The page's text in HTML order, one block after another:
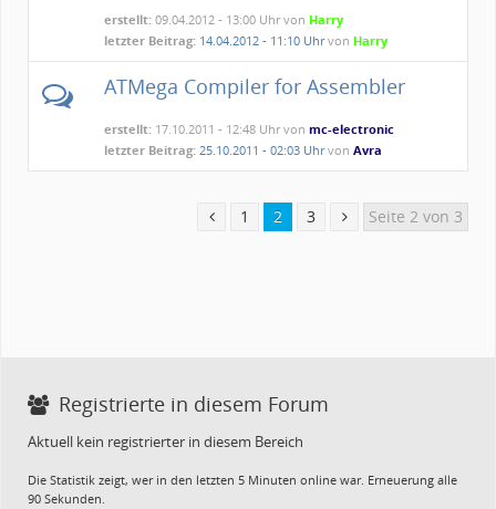
erstellt:09.04.2012 - 13:00 Uhr von Harry
letzter Beitrag: 14.04.2012 - 11:10 Uhrvon Harry
ATMega Compiler for Assembler
erstellt:17.10.2011 - 12:48 Uhr von mc-electronic
letzter Beitrag: 25.10.2011 - 02:03 Uhrvon Avra
1 2 3 Seite 2 von 3
Registrierte in diesem Forum
Aktuell kein registrierter in diesem Bereich
Die Statistik zeigt, wer in den letzten 5 Minuten online war. Erneuerung alle
90 Sekunden.